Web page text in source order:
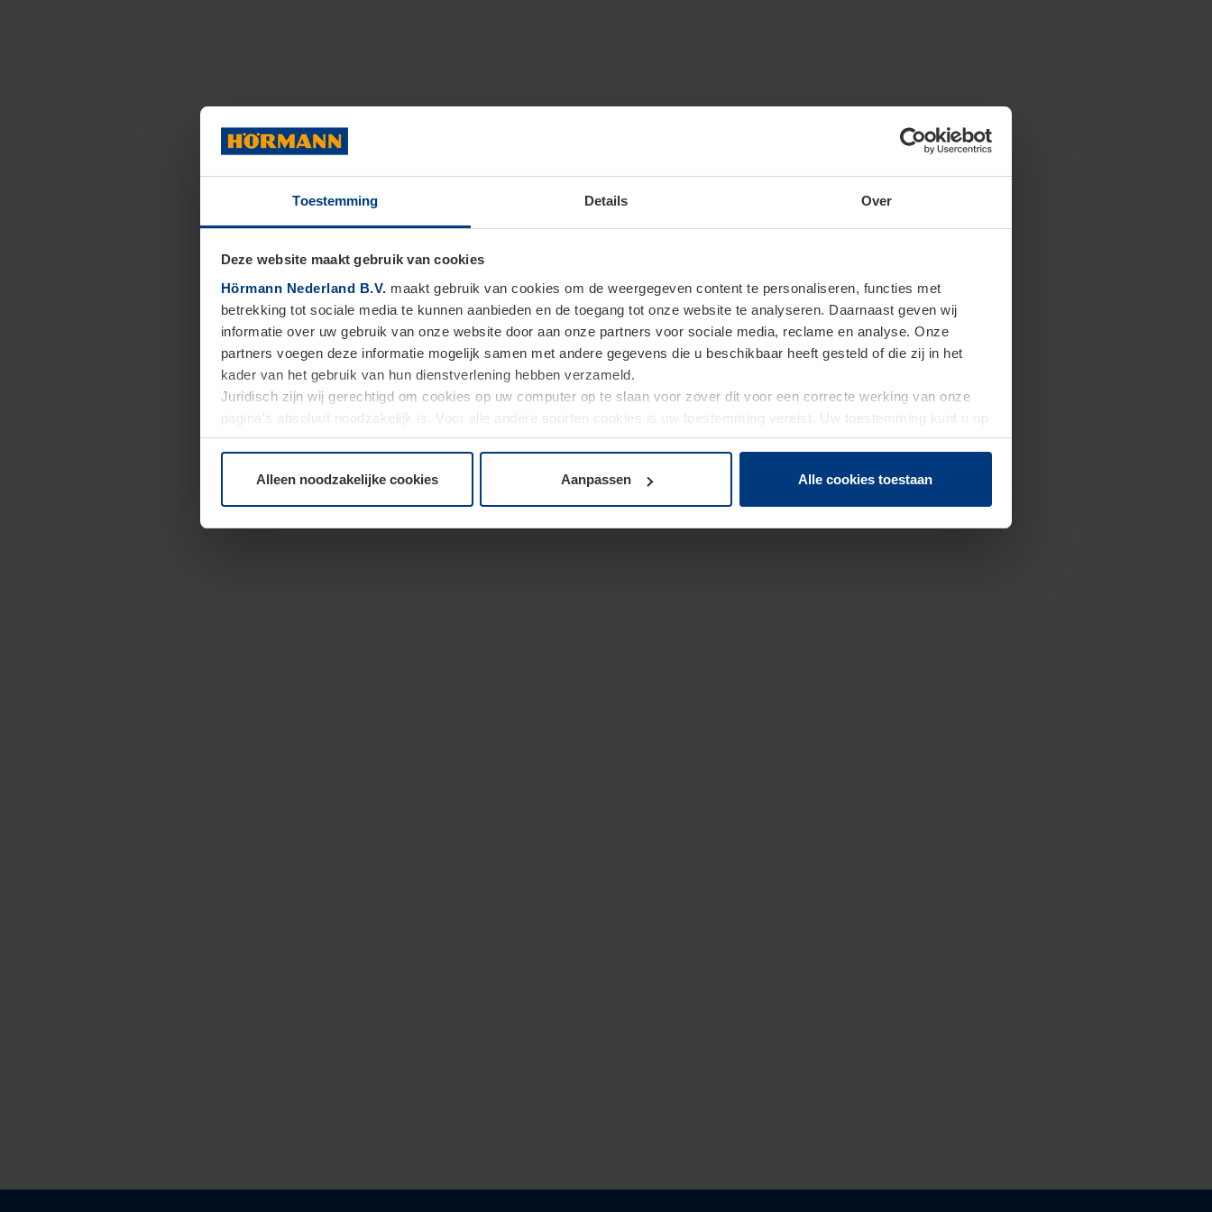
Toestemming Details Over
Deze website maakt gebruik van cookies
Hörmann Nederland B.V. maakt gebruik van cookies om de weergegeven content te personaliseren, functies met
betrekking tot sociale media te kunnen aanbieden en de toegang tot onze website te analyseren. Daarnaast geven wij
informatie over uw gebruik van onze website door aan onze partners voor sociale media, reclame en analyse. Onze
partners voegen deze informatie mogelijk samen met andere gegevens die u beschikbaar heeft gesteld of die zij in het
kader van het gebruik van hun dienstverlening hebben verzameld.
Juridisch zijn wij gerechtigd om cookies op uw computer op te slaan voor zover dit voor een correcte werking van onze
pagina's absoluut noodzakelijk is. Voor alle andere soorten cookies is uw toestemming vereist. Uw toestemming kunt u op
elk moment bij de uitleg van de cookies op paginaprivacyverklaringop onze website wijzigen of herroepen.
Alleen noodzakelijke cookies Aanpassen Alle cookies toestaan